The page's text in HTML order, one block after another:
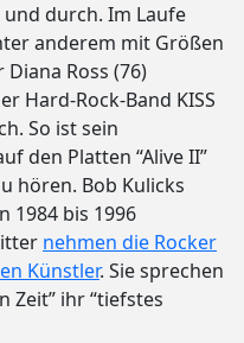
durch. Im Laufe
anderem mit Größen
Diana Ross (76)
Hard-Rock-Band KISS
So ist sein
den Platten “Alive II”
hören. Bob Kulicks
1984 bis 1996
nehmen die Rocker
Künstler. Sie sprechen
Zeit” ihr “tiefstes